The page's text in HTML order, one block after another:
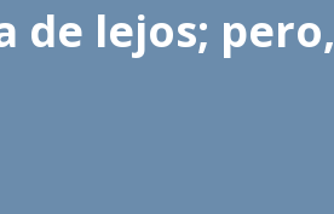
de lejos; pero,